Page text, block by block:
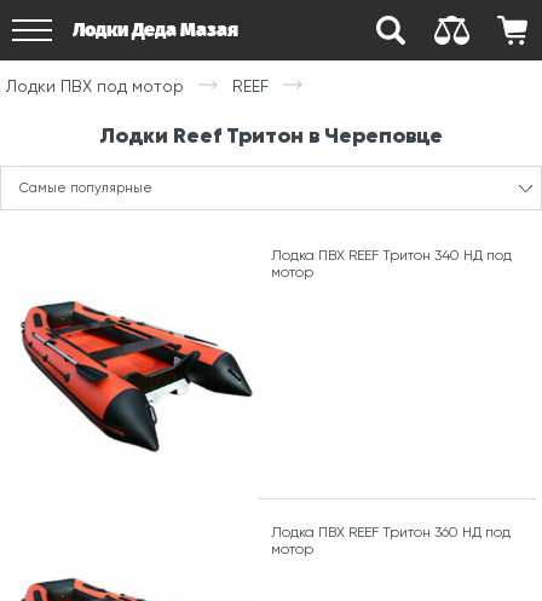
Лодки Деда Мазая
Лодки ПВХ под мотор REEF
Лодки Reef Тритон в Череповце
Самые популярные
Лодка ПВХ REEF Тритон 340 НД под
мотор
Лодка ПВХ REEF Тритон 360 НД под
мотор